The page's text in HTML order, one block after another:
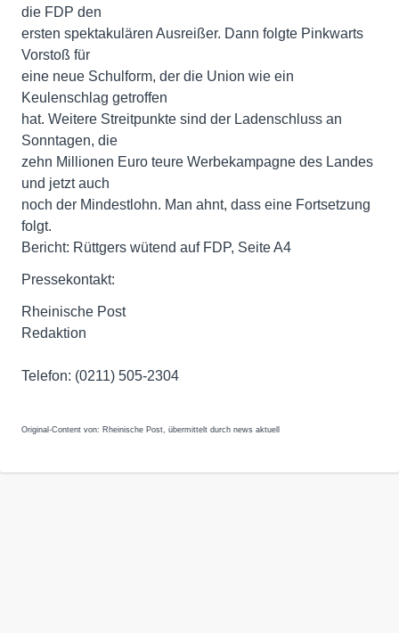
die FDP den
ersten spektakulären Ausreißer. Dann folgte Pinkwarts
Vorstoß für
eine neue Schulform, der die Union wie ein
Keulenschlag getroffen
hat. Weitere Streitpunkte sind der Ladenschluss an
Sonntagen, die
zehn Millionen Euro teure Werbekampagne des Landes
und jetzt auch
noch der Mindestlohn. Man ahnt, dass eine Fortsetzung
folgt.
Bericht: Rüttgers wütend auf FDP, Seite A4
Pressekontakt:
Rheinische Post
Redaktion
Telefon: (0211) 505-2304
Original-Content von: Rheinische Post, übermittelt durch news aktuell